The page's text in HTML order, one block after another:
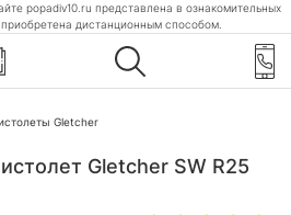
popadiv10.ru представлена в ознакомительных
дистанционным способом.
Gletcher
Gletcher SW R25